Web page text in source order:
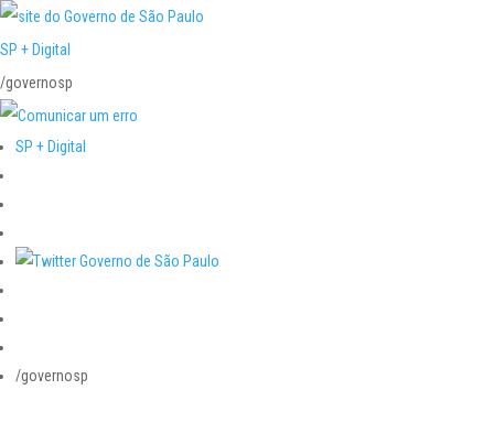
SP + Digital
/governosp
SP + Digital
/governosp